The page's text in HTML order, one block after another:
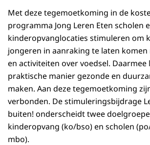
Met deze tegemoetkoming in de
programma Jong Leren Eten scholen
kinderopvanglocaties stimuleren om
jongeren in aanraking te laten
en activiteiten over voedsel. Daarmee
praktische manier gezonde en
maken. Aan deze tegemoetkoming
verbonden. De stimuleringsbijdrage
buiten! onderscheidt twee
kinderopvang (ko/bso) en scholen
mbo).